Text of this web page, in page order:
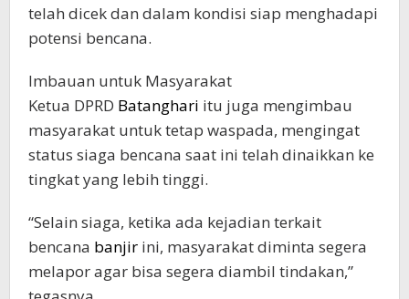
telah dicek dan dalam kondisi siap menghadapi
potensi bencana.
Imbauan untuk Masyarakat
Ketua DPRD Batanghari itu juga mengimbau
masyarakat untuk tetap waspada, mengingat
status siaga bencana saat ini telah dinaikkan ke
tingkat yang lebih tinggi.
“Selain siaga, ketika ada kejadian terkait
bencana banjir ini, masyarakat diminta segera
melapor agar bisa segera diambil tindakan,”